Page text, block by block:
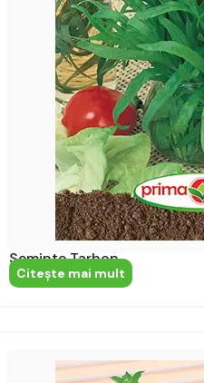
Seminte Tarhon
Citeşte mai mult